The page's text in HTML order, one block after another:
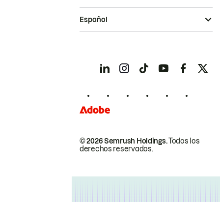
© 2026 Semrush Holdings.Todos los
derechos reservados.
Español